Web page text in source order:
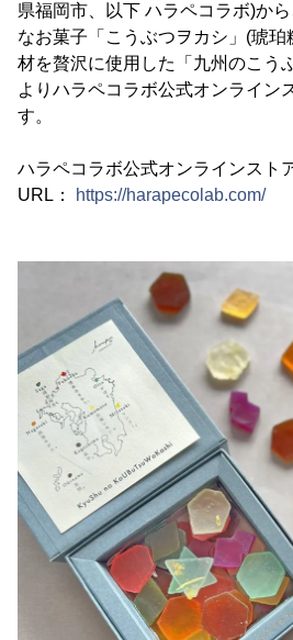
県福岡市、以下 ハラペコラボ)か
なお菓子「こうぶつヲカシ」(琥
材を贅沢に使用した「九州のこう
よりハラペコラボ公式オンライン
す。
ハラペコラボ公式オンラインスト
URL：
https://harapecolab.com/